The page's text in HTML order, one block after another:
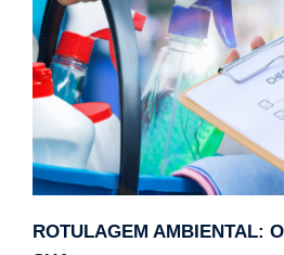
ROTULAGEM AMBIENTAL: